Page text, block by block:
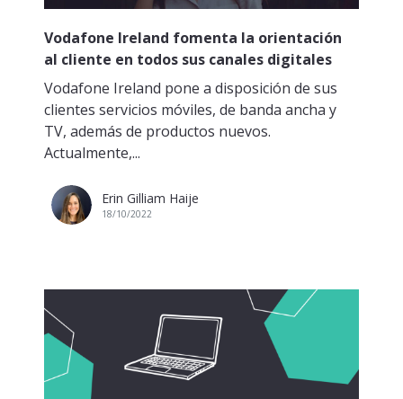
Vodafone Ireland fomenta la orientación
al cliente en todos sus canales digitales
Vodafone Ireland pone a disposición de sus
clientes servicios móviles, de banda ancha y
TV, además de productos nuevos.
Actualmente,...
Erin Gilliam Haije
18/10/2022